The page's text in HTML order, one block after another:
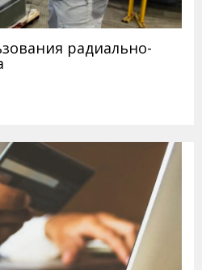
радиально-